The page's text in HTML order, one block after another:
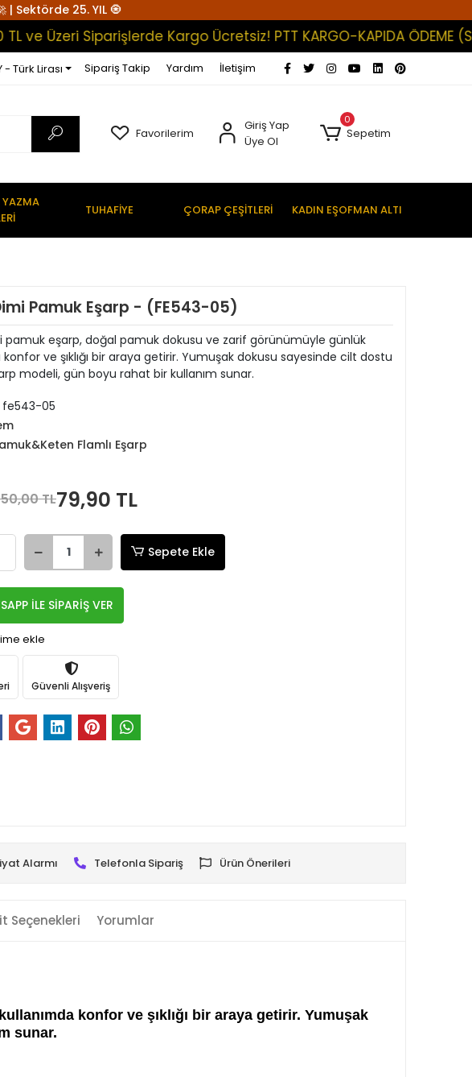
| Sektörde 25. YIL 🧿
Siparişlerde Kargo Ücretsiz! PTT KARGO-KAPIDA ÖDEME
- Türk Lirası Sipariş Takip Yardım İletişim
Favorilerim
Giriş Yap
Üye Ol
0
Sepetim
YAZMA
TUHAFİYE ÇORAP ÇEŞİTLERİ KADIN EŞOFMAN ALTI
Pamuk Eşarp - (FE543-05)
pamuk eşarp, doğal pamuk dokusu ve zarif görünümüyle günlük
konfor ve şıklığı bir araya getirir. Yumuşak dokusu sayesinde cilt dostu
modeli, gün boyu rahat bir kullanım sunar.
fe543-05
Flamlı Eşarp
TL79,90 TL
Sepete Ekle
İLE SİPARİŞ VER
ekle
Güvenli Alışveriş
Alarmı Telefonla Sipariş Ürün Önerileri
Seçenekleri Yorumlar
konfor ve şıklığı bir araya getirir. Yumuşak
sunar.